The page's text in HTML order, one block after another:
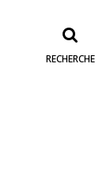
RECHERCHE